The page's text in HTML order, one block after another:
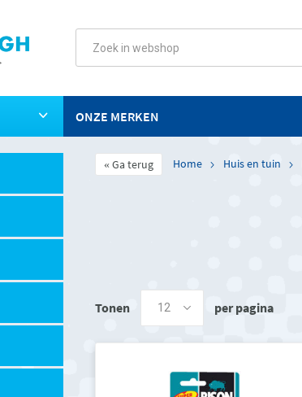
ONZE MERKEN
Ga terug Home Huis en tuin
Tonen per pagina